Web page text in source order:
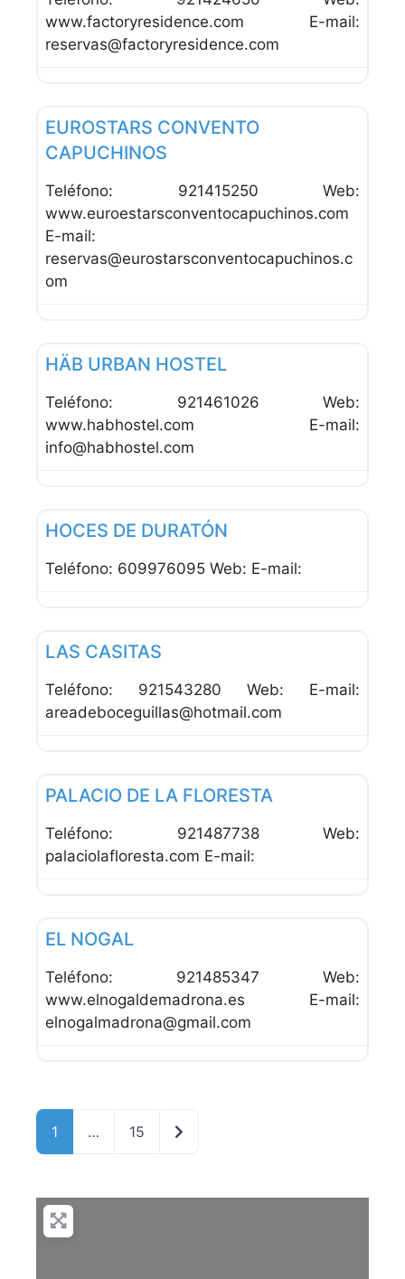
www.factoryresidence.com E-mail:
reservas@factoryresidence.com
EUROSTARS CONVENTO
CAPUCHINOS
Teléfono: 921415250 Web:
www.euroestarsconventocapuchinos.com
E-mail:
reservas@eurostarsconventocapuchinos.c
om
HÄB URBAN HOSTEL
Teléfono: 921461026 Web:
www.habhostel.com E-mail:
info@habhostel.com
HOCES DE DURATÓN
Teléfono: 609976095 Web: E-mail:
LAS CASITAS
Teléfono: 921543280 Web: E-mail:
areadeboceguillas@hotmail.com
PALACIO DE LA FLORESTA
Teléfono: 921487738 Web:
palaciolafloresta.com E-mail:
EL NOGAL
Teléfono: 921485347 Web:
www.elnogaldemadrona.es E-mail:
elnogalmadrona@gmail.com
1 … 15 Entradas anteriores